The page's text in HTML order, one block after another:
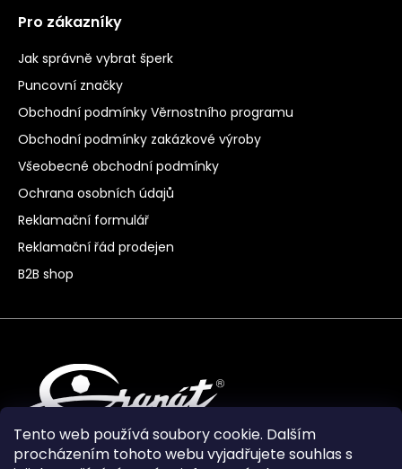
Tento web používá soubory cookie. Dalším
procházením tohoto webu vyjadřujete souhlas s
Pro zákazníky
Jak správně vybrat šperk
Puncovní značky
Obchodní podmínky Věrnostního programu
Obchodní podmínky zakázkové výroby
Všeobecné obchodní podmínky
Ochrana osobních údajů
Reklamační formulář
Reklamační řád prodejen
B2B shop